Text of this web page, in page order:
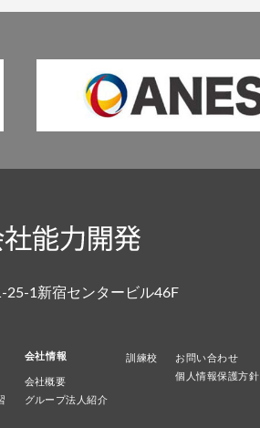
25-1新宿センタービル46F
会社情報
会社概要
グループ法人紹介
訓練校
お問い合わせ
個人情報保護方針